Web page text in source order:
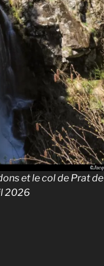
et le col de Prat de
2026